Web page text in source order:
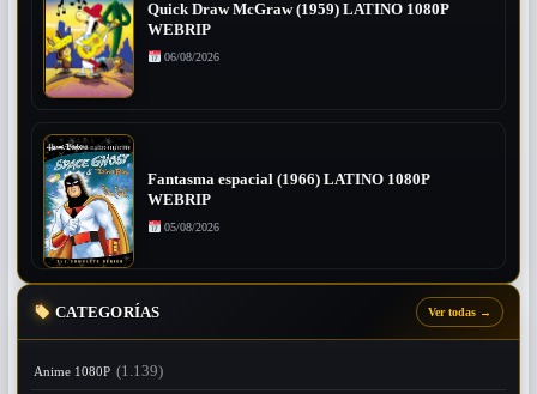
Quick Draw McGraw (1959) LATINO 1080P
WEBRIP
06/08/2026
Fantasma espacial (1966) LATINO 1080P
WEBRIP
05/08/2026
CATEGORÍAS Ver todas →
Anime 1080P (1.139)